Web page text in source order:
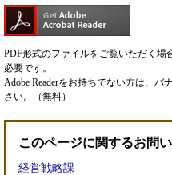
PDF形式のファイルをご覧いただく場
必要です。
Adobe Readerをお持ちでない方は、
さい。（無料）
このページに関するお問
経営戦略課